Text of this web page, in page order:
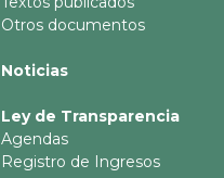
Otros documentos
Noticias
Ley de Transparencia
Agendas
Registro de Ingresos